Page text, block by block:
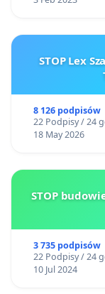
STOP Lex
8 126 podpisów
22 Podpisy / 24
18 May 2026
STOP
3 735 podpisów
22 Podpisy / 24
10 Jul 2024